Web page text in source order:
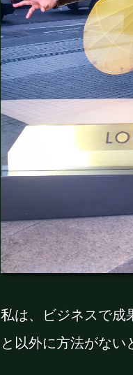
私は、ビジネスで成
と以外に方法がない